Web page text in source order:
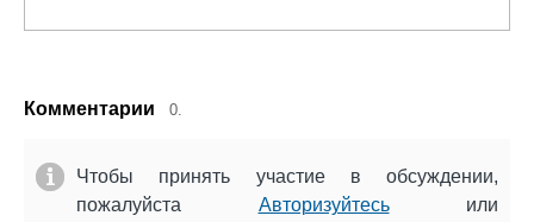
Комментарии 0.
Чтобы принять участие в обсуждении,
пожалуйста Авторизуйтесьили